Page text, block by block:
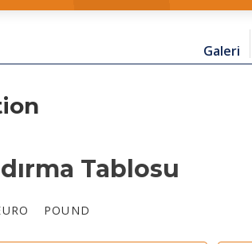
Galeri
Tablosu
POUND